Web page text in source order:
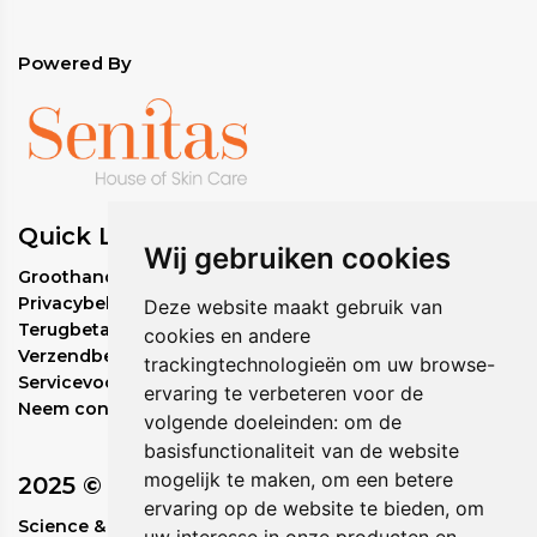
Wij gebruiken cookies
Deze website maakt gebruik van
cookies en andere
trackingtechnologieën om uw browse-
ervaring te verbeteren voor de
volgende doeleinden: om de
basisfunctionaliteit van de website
mogelijk te maken, om een betere
ervaring op de website te bieden, om
remming van tyrosinase in een mechanisme dat
Aqua/water, cetearylalcohol, polysilicone-11, alfa-
arbutine, niacinamide, undecylenoylfenylalanine,
triethanolamine, cyclopentasiloxaan,
caprylylglycol,
polyethyleen, fenoxyethanol,
Dimethicon, natriummetabisulfiet, fenylmethicon,
capryl/caprinezuurtriglyceride
, hexyleenglycol,
dimethylmethoxychromanylpalmitaat, tetranatrium
EDTA, natriumhydroxide, Laureth-12, Prunus
Amygdalus Dulcis fruitwater, glycerine,
ethylhexylglycerine, vanille planifolia fruitextract,
oligopeptide-68, glycine Soja-olie,
gehydrogeneerde lecithine, natriumoleaat,
Powered By
Quick Links
Groothandel bestelbeleid
Privacybeleid
Terugbetalingsbeleid
Verzendbeleid
Servicevoorwaarden
Neem contact met ons op
2025 © Circadia
Science & Nature in Perfect Rhythm.